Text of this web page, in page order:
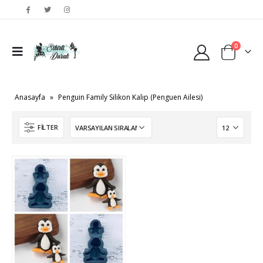
0
Anasayfa » Penguin Family Silikon Kalıp (Penguen Ailesi)
FILTER